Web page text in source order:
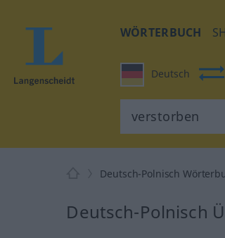
WÖRTERBUCH
Deutsch
Deutsch-Polnisch
Deutsch-Polnisch